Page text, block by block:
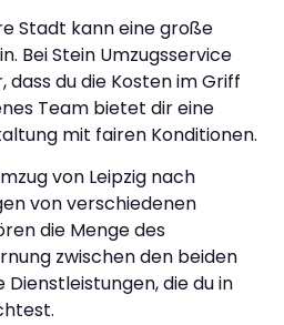
Stadt kann eine große
Bei Stein Umzugsservice
du die Kosten im Griff
Team bietet dir eine
mit fairen Konditionen.
von Leipzig nach
von verschiedenen
die Menge des
zwischen den beiden
die du in